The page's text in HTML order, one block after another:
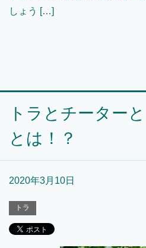
しょう […]
トラとチーター
とは！？
2020年3月10日
トラ